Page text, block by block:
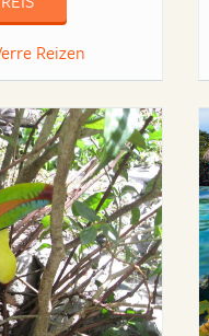
Reizen